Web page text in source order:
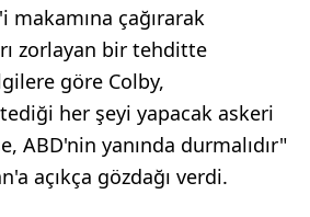
makamına çağırarak
zorlayan bir tehditte
göre Colby,
her şeyi yapacak askeri
ABD'nin yanında durmalıdır"
açıkça gözdağı verdi.